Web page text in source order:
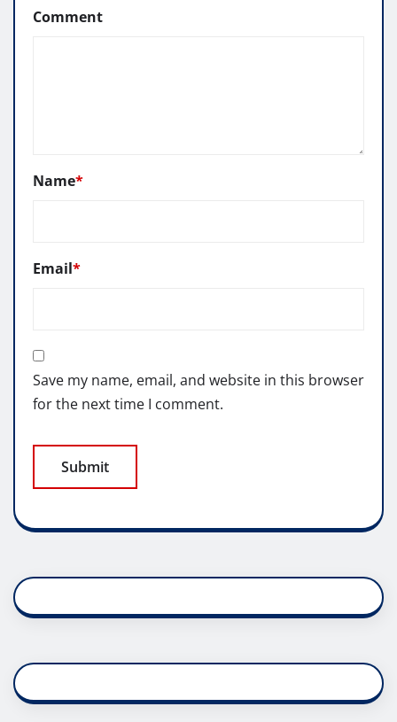
Comment
Name*
Email*
Save my name, email, and website in this browser
for the next time I comment.